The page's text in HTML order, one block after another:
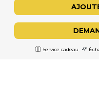
Service cadeau
À
Politique